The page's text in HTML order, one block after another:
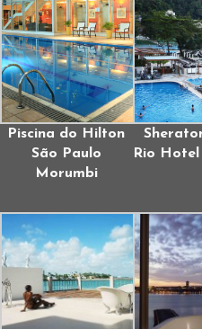
Piscina do Hilton
São Paulo
Morumbi
Rio